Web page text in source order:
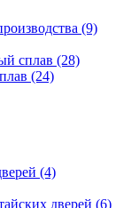
(9)
сплав (28)
(24)
(4)
дверей (6)